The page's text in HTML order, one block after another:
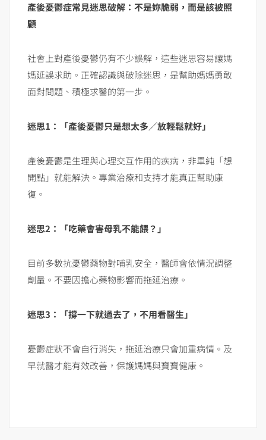
產後憂鬱症常見迷思破解：不是妳脆弱，而是該被照
顧
社會上對產後憂鬱仍有不少誤解，這些迷思容易讓媽
媽延誤求助。正確認識與破除迷思，是幫助媽媽勇敢
面對問題、積極求醫的第一步。
迷思1：「產後憂鬱只是想太多／放輕鬆就好」
產後憂鬱是生理與心理交互作用的疾病，非單純「想
開點」就能解決。專業治療和支持才能真正幫助康
復。
迷思2：「吃藥會害母乳不能餵？」
目前多數抗憂鬱藥物對哺乳安全，醫師會依情況調整
劑量。不要因擔心藥物影響而拖延治療。
迷思3：「撐一下就過去了，不用看醫生」
憂鬱症狀不會自行消失，拖延治療只會加重病情。及
早就醫才能有效改善，保護媽媽與寶寶健康。